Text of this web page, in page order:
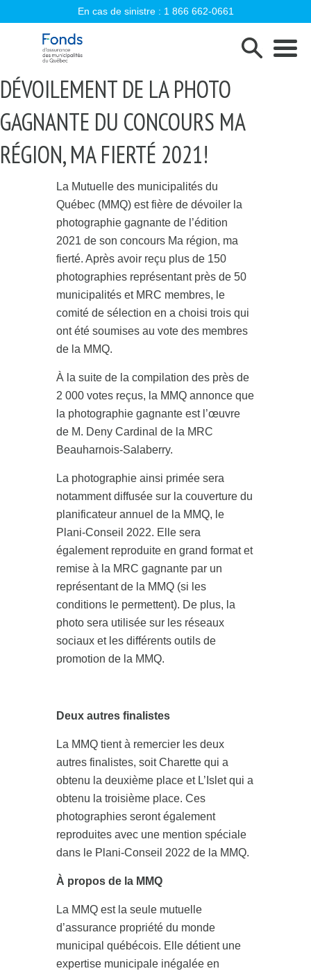
En cas de sinistre : 1 866 662-0661
Fonds d'assurance des municipalités
DÉVOILEMENT DE LA PHOTO
GAGNANTE DU CONCOURS MA
RÉGION, MA FIERTÉ 2021!
La Mutuelle des municipalités du
Québec (MMQ) est fière de dévoiler la
photographie gagnante de l’édition
2021 de son concours Ma région, ma
fierté. Après avoir reçu plus de 150
photographies représentant près de 50
municipalités et MRC membres, le
comité de sélection en a choisi trois qui
ont été soumises au vote des membres
de la MMQ.
À la suite de la compilation des près de
2 000 votes reçus, la MMQ annonce que
la photographie gagnante est l’œuvre
de M. Deny Cardinal de la MRC
Beauharnois-Salaberry.
La photographie ainsi primée sera
notamment diffusée sur la couverture du
planificateur annuel de la MMQ, le
Plani-Conseil 2022. Elle sera
également reproduite en grand format et
remise à la MRC gagnante par un
représentant de la MMQ (si les
conditions le permettent). De plus, la
photo sera utilisée sur les réseaux
sociaux et les différents outils de
promotion de la MMQ.
Deux autres finalistes
La MMQ tient à remercier les deux
autres finalistes, soit Charette qui a
obtenu la deuxième place et L’Islet qui a
obtenu la troisième place. Ces
photographies seront également
reproduites avec une mention spéciale
dans le Plani-Conseil 2022 de la MMQ.
À propos de la MMQ
La MMQ est la seule mutuelle
d’assurance propriété du monde
municipal québécois. Elle détient une
expertise municipale inégalée en